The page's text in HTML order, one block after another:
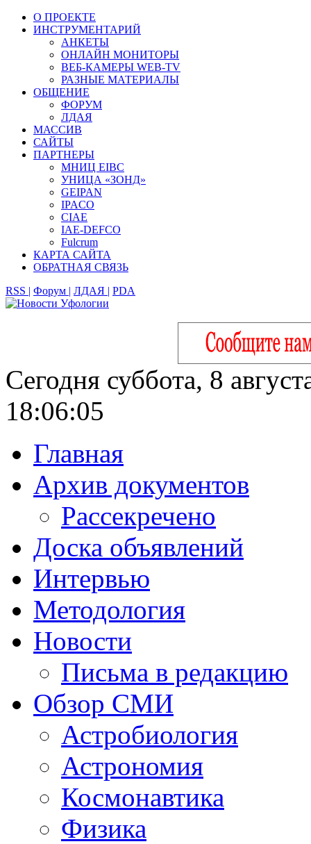
О ПРОЕКТЕ
ИНСТРУМЕНТАРИЙ
АНКЕТЫ
ОНЛАЙН МОНИТОРЫ
ВЕБ-КАМЕРЫ WEB-TV
РАЗНЫЕ МАТЕРИАЛЫ
ОБЩЕНИЕ
ФОРУМ
ЛДАЯ
МАССИВ
САЙТЫ
ПАРТНЕРЫ
МНИЦ EIBC
УНИЦА «ЗОНД»
GEIPAN
IPACO
CIAE
IAE-DEFCO
Fulcrum
КАРТА САЙТА
ОБРАТНАЯ СВЯЗЬ
RSS | Форум | ЛДАЯ | PDA
Сегодня суббота, 8
18:06:06
Главная
Архив документов
Рассекречено
Доска объявлений
Интервью
Методология
Новости
Письма в редакцию
Обзор СМИ
Астробиология
Астрономия
Космонавтика
Физика